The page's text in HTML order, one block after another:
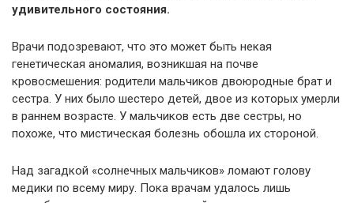
удивительного состояния.
Врачи подозревают, что это может быть некая
генетическая аномалия, возникшая на почве
кровосмешения: родители мальчиков двоюродные брат и
сестра. У них было шестеро детей, двое из которых умерли
в раннем возрасте. У мальчиков есть две сестры, но
похоже, что мистическая болезнь обошла их стороной.
Над загадкой «солнечных мальчиков» ломают голову
медики по всему миру. Пока врачам удалось лишь